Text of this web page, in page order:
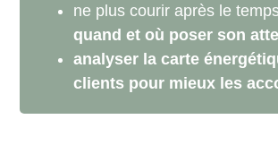
ne plus courir après le
quand et où poser son
analyser la carte
clients pour mieux les